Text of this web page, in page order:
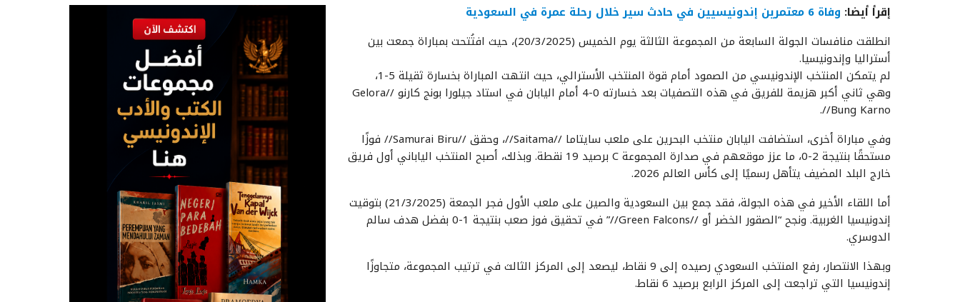
إقرأ أيضا: وفاة 6 معتمرين إندونيسيين في حادث سير خلال رحلة عمرة في السعودية
انطلقت منافسات الجولة السابعة من المجموعة الثالثة يوم الخميس (20/3/2025)، حيث افتُتحت بمباراة جمعت بين
أستراليا وإندونيسيا.
لم يتمكن المنتخب الإندونيسي من الصمود أمام قوة المنتخب الأسترالي، حيث انتهت المباراة بخسارة ثقيلة 5-1،
وهي ثاني أكبر هزيمة للفريق في هذه التصفيات بعد خسارته 0-4 أمام اليابان في استاد جيلورا بونج كارنو //Gelora
Bung Karno//.
وفي مباراة أخرى، استضافت اليابان منتخب البحرين على ملعب سايتاما //Saitama//، وحقق //Samurai Biru// فوزًا
مستحقًا بنتيجة 2-0، ما عزز موقعهم في صدارة المجموعة C برصيد 19 نقطة. وبذلك، أصبح المنتخب الياباني أول فريق
خارج البلد المضيف يتأهل رسميًا إلى كأس العالم 2026.
أما اللقاء الأخير في هذه الجولة، فقد جمع بين السعودية والصين على ملعب الأول فجر الجمعة (21/3/2025) بتوقيت
إندونيسيا الغربية. ونجح “الصقور الخضر أو //Green Falcons//” في تحقيق فوز صعب بنتيجة 1-0 بفضل هدف سالم
الدوسري.
وبهذا الانتصار، رفع المنتخب السعودي رصيده إلى 9 نقاط، ليصعد إلى المركز الثالث في ترتيب المجموعة، متجاوزًا
إندونيسيا التي تراجعت إلى المركز الرابع برصيد 6 نقاط.